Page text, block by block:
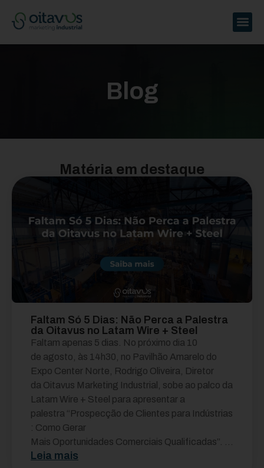
Blog
Matéria em destaque
Faltam Só 5 Dias: Não Perca a Palestra
da Oitavus no Latam Wire + Steel
Faltam apenas 5 dias. No próximo dia 10
de agosto, às 14h30, no Pavilhão Amarelo do
Expo Center Norte, Rodrigo Oliveira, Diretor
da Oitavus Marketing Industrial, sobe ao palco da
Latam Wire + Steel para apresentar a
palestra “Prospecção de Clientes para Indústrias
: Como Gerar
Mais Oportunidades Comerciais Qualificadas”. ...
Leia mais